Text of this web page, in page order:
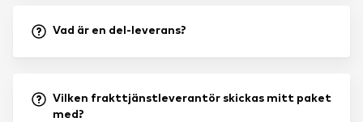
Vad är en del-leverans?
Vilken frakttjänstleverantör skickas mitt paket
med?